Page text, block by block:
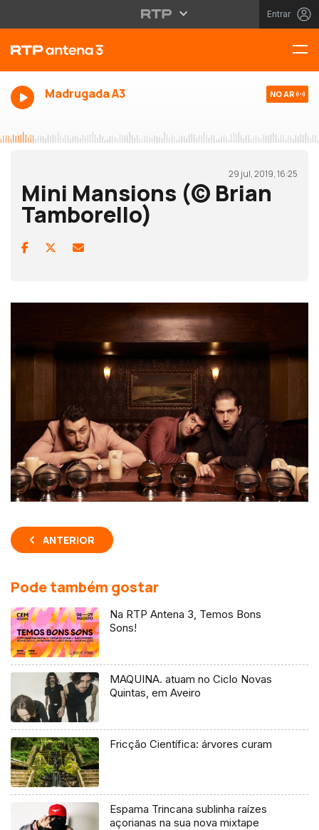
Entrar
Madrugada A3 NO AR
29 jul, 2019, 16:25
Mini Mansions (© Brian
Tamborello)
ANTERIOR
Pode também gostar
Na RTP Antena 3, Temos Bons
Sons!
MAQUINA. atuam no Ciclo Novas
Quintas, em Aveiro
Fricção Científica: árvores curam
Espama Trincana sublinha raízes
açorianas na sua nova mixtape